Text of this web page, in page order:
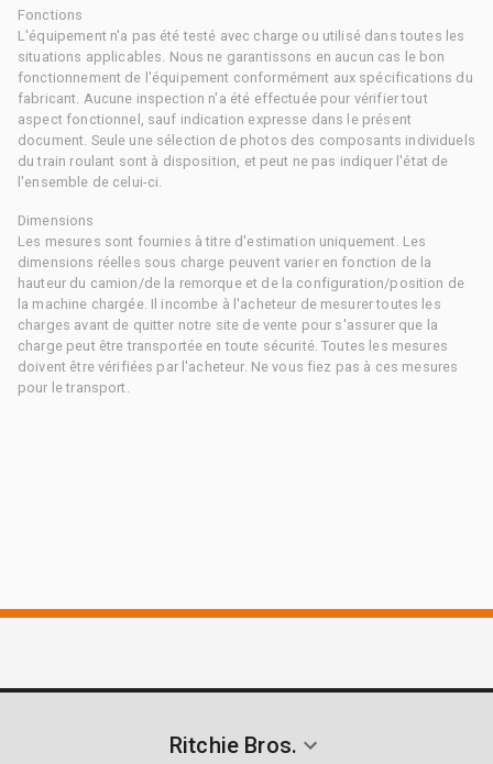
Fonctions
L'équipement n'a pas été testé avec charge ou utilisé dans toutes les
situations applicables. Nous ne garantissons en aucun cas le bon
fonctionnement de l'équipement conformément aux spécifications du
fabricant. Aucune inspection n'a été effectuée pour vérifier tout
aspect fonctionnel, sauf indication expresse dans le présent
document. Seule une sélection de photos des composants individuels
du train roulant sont à disposition, et peut ne pas indiquer l'état de
l'ensemble de celui-ci.
Dimensions
Les mesures sont fournies à titre d'estimation uniquement. Les
dimensions réelles sous charge peuvent varier en fonction de la
hauteur du camion/de la remorque et de la configuration/position de
la machine chargée. Il incombe à l'acheteur de mesurer toutes les
charges avant de quitter notre site de vente pour s'assurer que la
charge peut être transportée en toute sécurité. Toutes les mesures
doivent être vérifiées par l'acheteur. Ne vous fiez pas à ces mesures
pour le transport.
Ritchie Bros.